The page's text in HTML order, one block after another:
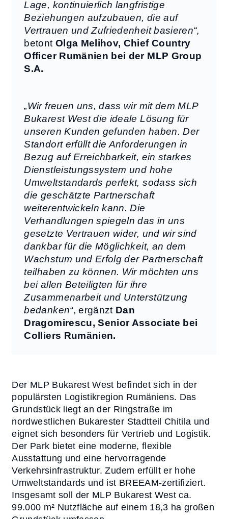
Lage, kontinuierlich langfristige
Beziehungen aufzubauen, die auf
Vertrauen und Zufriedenheit basieren“,
betont Olga Melihov, Chief Country
Officer Rumänien bei der MLP Group
S.A.
„Wir freuen uns, dass wir mit dem MLP
Bukarest West die ideale Lösung für
unseren Kunden gefunden haben. Der
Standort erfüllt die Anforderungen in
Bezug auf Erreichbarkeit, ein starkes
Dienstleistungssystem und hohe
Umweltstandards perfekt, sodass sich
die geschätzte Partnerschaft
weiterentwickeln kann. Die
Verhandlungen spiegeln das in uns
gesetzte Vertrauen wider, und wir sind
dankbar für die Möglichkeit, an dem
Wachstum und Erfolg der Partnerschaft
teilhaben zu können. Wir möchten uns
bei allen Beteiligten für ihre
Zusammenarbeit und Unterstützung
bedanken“, ergänzt Dan
Dragomirescu, Senior Associate bei
Colliers Rumänien.
Der MLP Bukarest West befindet sich in der
populärsten Logistikregion Rumäniens. Das
Grundstück liegt an der Ringstraße im
nordwestlichen Bukarester Stadtteil Chitila und
eignet sich besonders für Vertrieb und Logistik.
Der Park bietet eine moderne, flexible
Ausstattung und eine hervorragende
Verkehrsinfrastruktur. Zudem erfüllt er hohe
Umweltstandards und ist BREEAM-zertifiziert.
Insgesamt soll der MLP Bukarest West ca.
99.000 m² Nutzfläche auf einem 18,3 ha großen